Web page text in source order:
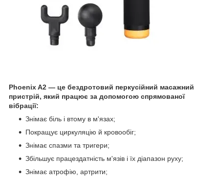
Phoenix A2 — це бездротовий перкусійний масажний
пристрій, який працює за допомогою спрямованої
вібрації:
Знімає біль і втому в м'язах;
Покращує циркуляцію й кровообіг;
Знімає спазми та тригери;
Збільшує працездатність м'язів і їх діапазон руху;
Знімає атрофію, артрити;